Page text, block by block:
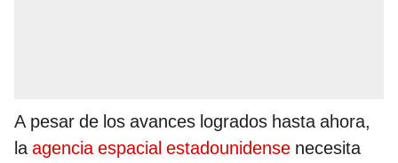
A pesar de los avances logrados hasta ahora,
laagencia espacial estadounidense necesita